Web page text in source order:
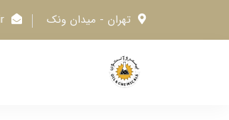
تهران - میدان ونک